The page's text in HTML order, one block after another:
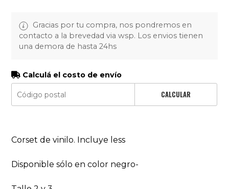
Gracias por tu compra, nos pondremos en
contacto a la brevedad via wsp. Los envios tienen
una demora de hasta 24hs
Calculá el costo de envío
CALCULAR
Corset de vinilo. Incluye less
Disponible sólo en color negro-